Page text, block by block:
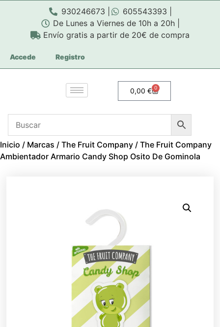
930246673 |
605543393 |
De Lunes a Viernes de 10h a 20h |
Envío gratis a partir de 20€ de compra
Accede Registro
0,00€ 0
Inicio / Marcas / The Fruit Company / The Fruit Company
Ambientador Armario Candy Shop Osito De Gominola